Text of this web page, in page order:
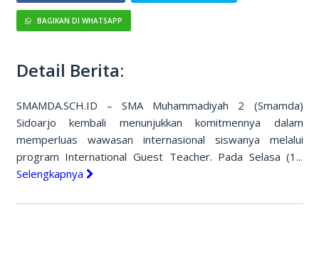
BAGIKAN DI WHATSAPP
Detail Berita:
SMAMDA.SCH.ID – SMA Muhammadiyah 2 (Smamda)
Sidoarjo kembali menunjukkan komitmennya dalam
memperluas wawasan internasional siswanya melalui
program International Guest Teacher. Pada Selasa (1...
Selengkapnya